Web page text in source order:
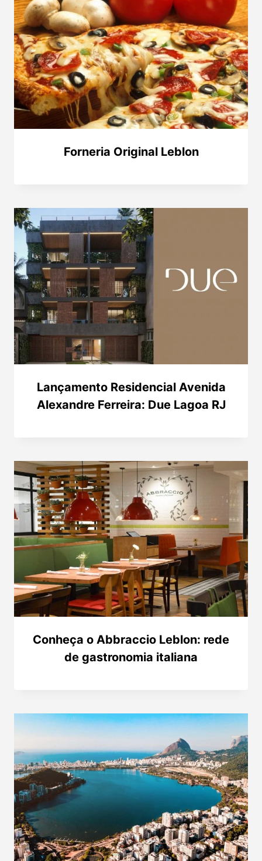
Forneria Original Leblon
Lançamento Residencial Avenida
Alexandre Ferreira: Due Lagoa RJ
Conheça o Abbraccio Leblon: rede
de gastronomia italiana